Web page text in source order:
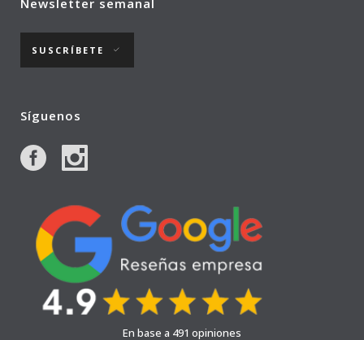
Newsletter semanal
SUSCRÍBETE
Síguenos
En base a 491 opiniones